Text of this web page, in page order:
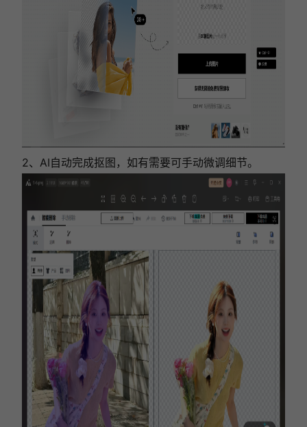
2、AI自动完成抠图，如有需要可手动微调细节。